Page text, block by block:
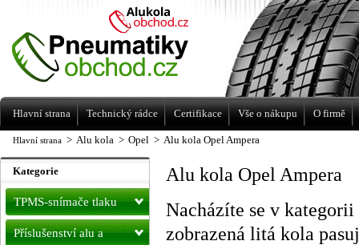
Hlavní strana > Alu kola > Opel > Alu kola Opel Ampera
Alu kola Opel Ampera
Nacházíte se v
zobrazená litá kola
Kategorie
TPMS-snímače tlaku
Příslušenství alu a
Levné pneumatiky letní, zimní, Alu kola
a litá kola Racing Line
Hlavní strana Technický rádce Certifikace Vše o nákupu O firmě